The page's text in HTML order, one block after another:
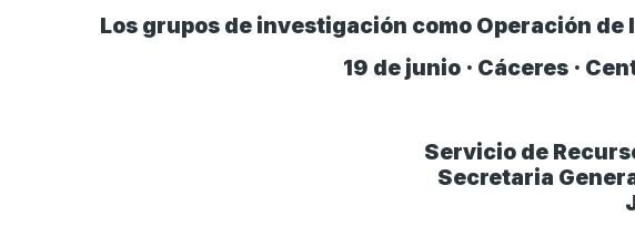
Los grupos de investigación como Operación
19 de junio · Cáceres ·
Servicio de
Secretaria